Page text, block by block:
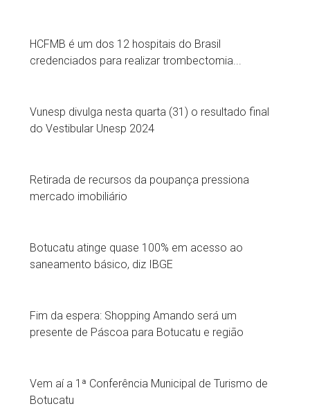
HCFMB é um dos 12 hospitais do Brasil
credenciados para realizar trombectomia...
Vunesp divulga nesta quarta (31) o resultado final
do Vestibular Unesp 2024
Retirada de recursos da poupança pressiona
mercado imobiliário
Botucatu atinge quase 100% em acesso ao
saneamento básico, diz IBGE
Fim da espera: Shopping Amando será um
presente de Páscoa para Botucatu e região
Vem aí a 1ª Conferência Municipal de Turismo de
Botucatu